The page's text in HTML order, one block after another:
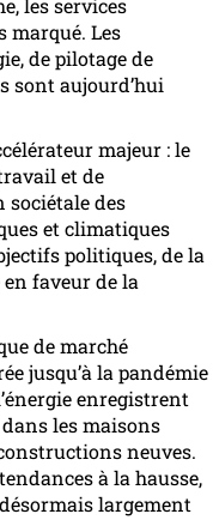
les services
marqué. Les
de pilotage de
sont aujourd’hui
majeur : le
et de
sociétale des
et climatiques
politiques, de la
faveur de la
de marché
jusqu’à la pandémie
enregistrent
les maisons
neuves.
à la hausse,
largement